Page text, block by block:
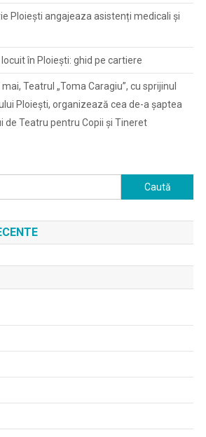
Ploieşti angajeaza asistenți medicali și
în Ploiești: ghid pe cartiere
Teatrul „Toma Caragiu”, cu sprijinul
Ploiești, organizează cea de-a șaptea
de Teatru pentru Copii și Tineret
Caută
după: